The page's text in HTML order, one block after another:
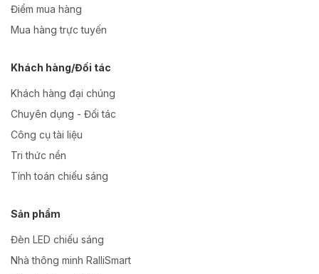
Điểm mua hàng
Mua hàng trực tuyến
Khách hàng/Đối tác
Khách hàng đại chúng
Chuyên dụng - Đối tác
Công cụ tài liệu
Tri thức nền
Tính toán chiếu sáng
Sản phẩm
Đèn LED chiếu sáng
Nhà thông minh RalliSmart